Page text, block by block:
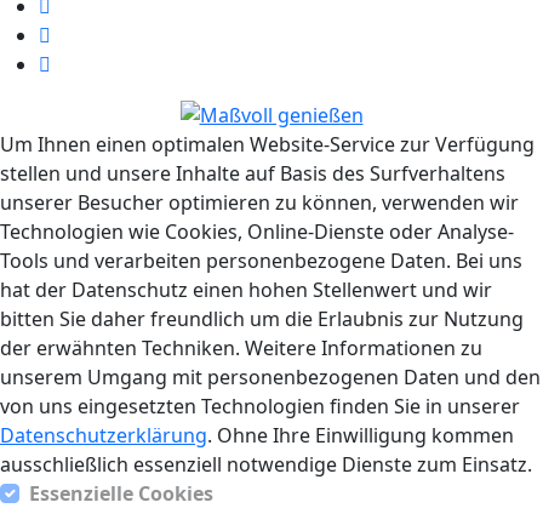
Um Ihnen einen optimalen Website-Service zur Verfügung
stellen und unsere Inhalte auf Basis des Surfverhaltens
unserer Besucher optimieren zu können, verwenden wir
Technologien wie Cookies, Online-Dienste oder Analyse-
Tools und verarbeiten personenbezogene Daten. Bei uns
hat der Datenschutz einen hohen Stellenwert und wir
bitten Sie daher freundlich um die Erlaubnis zur Nutzung
der erwähnten Techniken. Weitere Informationen zu
unserem Umgang mit personenbezogenen Daten und den
von uns eingesetzten Technologien finden Sie in unserer
Datenschutzerklärung. Ohne Ihre Einwilligung kommen
ausschließlich essenziell notwendige Dienste zum Einsatz.
Essenzielle Cookies